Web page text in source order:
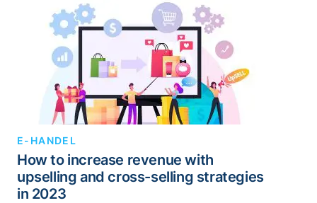
E-HANDEL
How to increase revenue with
upselling and cross-selling strategies
in 2023